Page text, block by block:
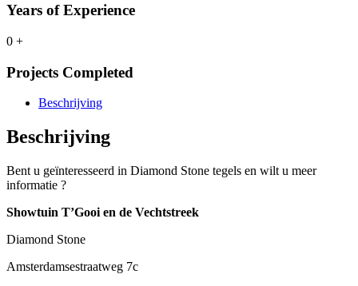
Years of Experience
0 +
Projects Completed
Beschrijving
Beschrijving
Bent u geïnteresseerd in Diamond Stone tegels en wilt u meer
informatie ?
Showtuin T’Gooi en de Vechtstreek
Diamond Stone
Amsterdamsestraatweg 7c